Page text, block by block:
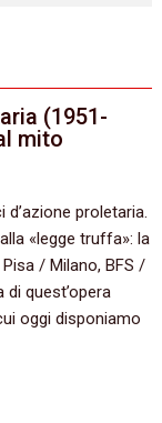
(1951-
mito
proletaria.
«legge truffa»: la
/ Milano, BFS /
di quest’opera
oggi disponiamo